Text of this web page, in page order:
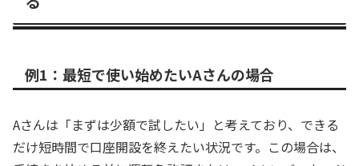
例1：最短で使い始めたいAさんの場合
Aさんは「まずは少額で試したい」と考えており、できる
だけ短時間で口座開設を終えたい状況です。この場合は、